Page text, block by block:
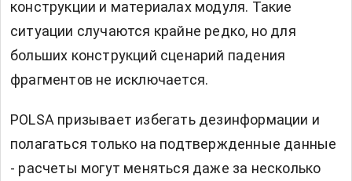
конструкции и материалах модуля. Такие
ситуации случаются крайне редко, но для
больших конструкций сценарий падения
фрагментов не исключается.
POLSA призывает избегать дезинформации и
полагаться только на подтвержденные данные
- расчеты могут меняться даже за несколько